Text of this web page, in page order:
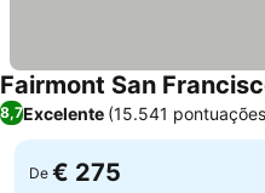
Fairmont San
8,7Excelente (15.541
De € 275